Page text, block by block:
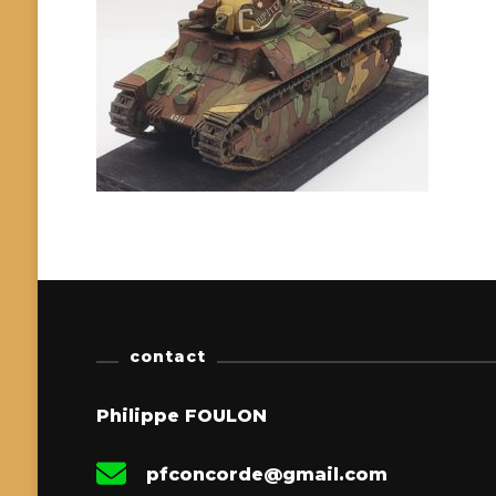
contact
Philippe FOULON
pfconcorde@gmail.com